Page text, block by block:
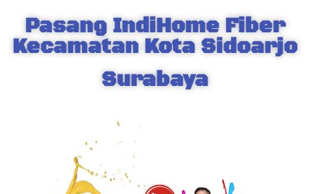
Pasang IndiHome Fiber
Kecamatan Kota Sidoarjo
Surabaya